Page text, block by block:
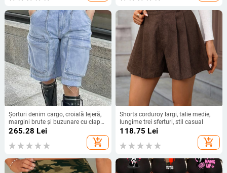
Şorturi denim cargo, croială lejeră,
margini brute și buzunare cu clapă
— țesătură din bumbac 95%+
265.28 Lei
add_shopping_cart
Shorts corduroy largi, talie medie,
lungime trei sferturi, stil casual
118.75 Lei
add_shopping_cart